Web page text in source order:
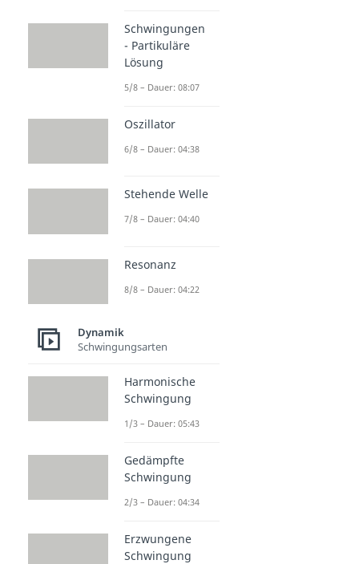
Schwingungen
- Partikuläre
Lösung
5/8 – Dauer: 08:07
Oszillator
6/8 – Dauer: 04:38
Stehende Welle
7/8 – Dauer: 04:40
Resonanz
8/8 – Dauer: 04:22
Dynamik
Schwingungsarten
Harmonische
Schwingung
1/3 – Dauer: 05:43
Gedämpfte
Schwingung
2/3 – Dauer: 04:34
Erzwungene
Schwingung